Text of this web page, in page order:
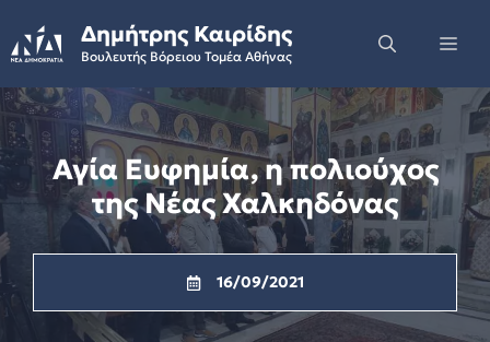
to
content
Δημήτρης Καιρίδης
Βουλευτής Βόρειου Τομέα Αθήνας
Αγία Ευφημία, η πολιούχος
της Νέας Χαλκηδόνας
16/09/2021